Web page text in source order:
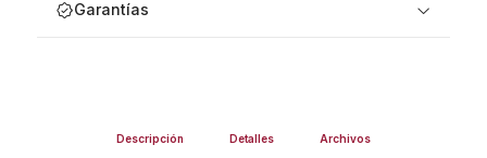
Garantías
Descripción Detalles Archivos